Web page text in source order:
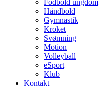
Fodbold ungdom
Håndbold
Gymnastik
Kroket
Svømning
Motion
Volleyball
eSport
Klub
Kontakt